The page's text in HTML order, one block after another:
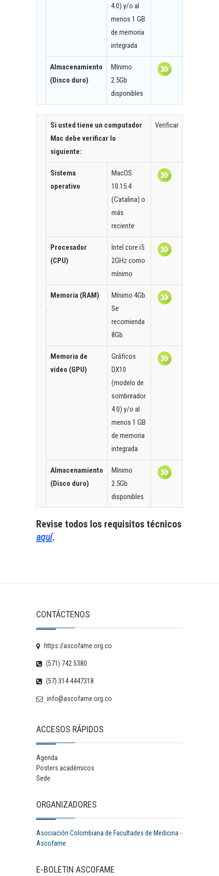
4.0) y/o al
menos 1 GB
de memoria
integrada
Almacenamiento
(Disco duro)
Mínimo
2.5Gb
disponibles
Si usted tiene un computador
Mac debe verificar lo
siguiente:
Verificar
Sistema
operativo
MacOS
10.15.4
(Catalina) o
más
reciente
Procesador
(CPU)
Intel core i5
2GHz como
mínimo
Memoria (RAM)
Mínimo 4Gb.
Se
recomienda
8Gb.
Memoria de
video (GPU)
Gráficos
DX10
(modelo de
sombreador
4.0) y/o al
menos 1 GB
de memoria
integrada
Almacenamiento
(Disco duro)
Mínimo
2.5Gb
disponibles
Revise todos los requisitos técnicos
aquí.
CONTÁCTENOS
https://ascofame.org.co
(571) 742 5380
(57) 314 4447318
info@ascofame.org.co
ACCESOS RÁPIDOS
Agenda
Posters académicos
Sede
ORGANIZADORES
Asociación Colombiana de Facultades de Medicina -
Ascofame
E-BOLETIN ASCOFAME